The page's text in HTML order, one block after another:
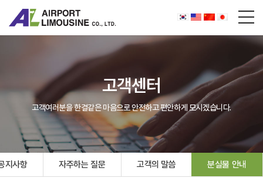
고객센터
고객여러분을 한결같은 마음으로 안전하고 편안하게 모시겠습니다.
지사항 자주하는 질문 고객의 말씀 분실물 안내